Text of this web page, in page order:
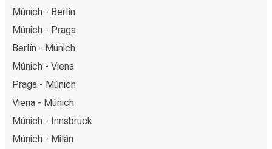
Múnich - Berlín
Múnich - Praga
Berlín - Múnich
Múnich - Viena
Praga - Múnich
Viena - Múnich
Múnich - Innsbruck
Múnich - Milán